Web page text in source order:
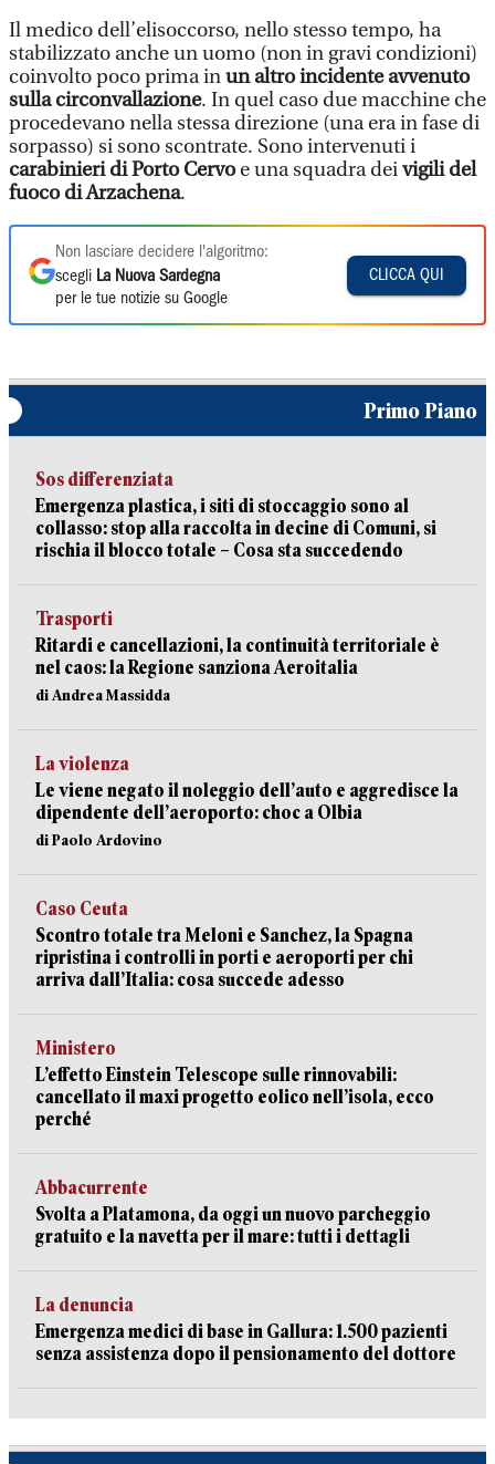
Il medico dell’elisoccorso, nello stesso tempo, ha
stabilizzato anche un uomo (non in gravi condizioni)
coinvolto poco prima inun altro incidente avvenuto
sulla circonvallazione. In quel caso due macchine che
procedevano nella stessa direzione (una era in fase di
sorpasso) si sono scontrate. Sono intervenuti i
carabinieri di Porto Cervoe una squadra deivigili del
fuoco di Arzachena.
Non lasciare decidere l'algoritmo:
scegli La Nuova Sardegna
per le tue notizie su Google
CLICCA QUI
Primo Piano
Sos differenziata
Emergenza plastica, i siti di stoccaggio sono al
collasso: stop alla raccolta in decine di Comuni, si
rischia il blocco totale – Cosa sta succedendo
Trasporti
Ritardi e cancellazioni, la continuità territoriale è
nel caos: la Regione sanziona Aeroitalia
di Andrea Massidda
La violenza
Le viene negato il noleggio dell’auto e aggredisce la
dipendente dell’aeroporto: choc a Olbia
di Paolo Ardovino
Caso Ceuta
Scontro totale tra Meloni e Sanchez, la Spagna
ripristina i controlli in porti e aeroporti per chi
arriva dall’Italia: cosa succede adesso
Ministero
L’effetto Einstein Telescope sulle rinnovabili:
cancellato il maxi progetto eolico nell’isola, ecco
perché
Abbacurrente
Svolta a Platamona, da oggi un nuovo parcheggio
gratuito e la navetta per il mare: tutti i dettagli
La denuncia
Emergenza medici di base in Gallura: 1.500 pazienti
senza assistenza dopo il pensionamento del dottore